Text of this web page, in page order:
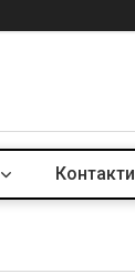
Контакти